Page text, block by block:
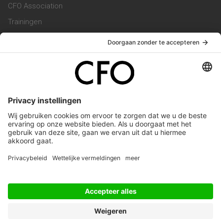
CFO Association
Trainingen
Vacatures
Service & Contact
Werken bij ons
Privacy Statement
Algemene Voorwaarden